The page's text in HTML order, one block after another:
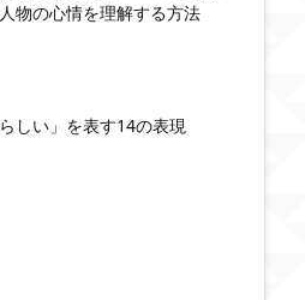
物の心情を理解する方法
らしい」を表す14の表現